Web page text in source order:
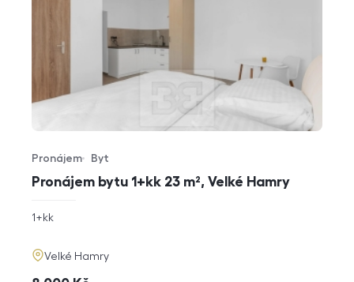
Pronájem bytu 1+kk 23 m², Velké Hamry
Typ nabídky
Pronájem
Typ nemovitosti
Byt
rozměry
1+kk
adresa
Velké Hamry